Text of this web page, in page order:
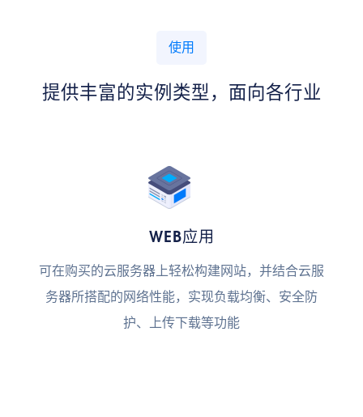
使用
提供丰富的实例类型，面向各行业
WEB应用
可在购买的云服务器上轻松构建网站，并结合云服
务器所搭配的网络性能，实现负载均衡、安全防
护、上传下载等功能